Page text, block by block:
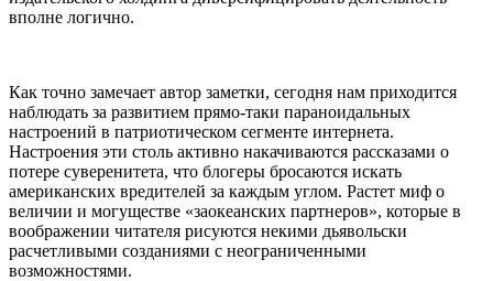
вполне логично.
Как точно замечает автор заметки, сегодня нам приходится
наблюдать за развитием прямо-таки параноидальных
настроений в патриотическом сегменте интернета.
Настроения эти столь активно накачиваются рассказами о
потере суверенитета, что блогеры бросаются искать
американских вредителей за каждым углом. Растет миф о
величии и могуществе «заокеанских партнеров», которые в
воображении читателя рисуются некими дьявольски
расчетливыми созданиями с неограниченными
возможностями.